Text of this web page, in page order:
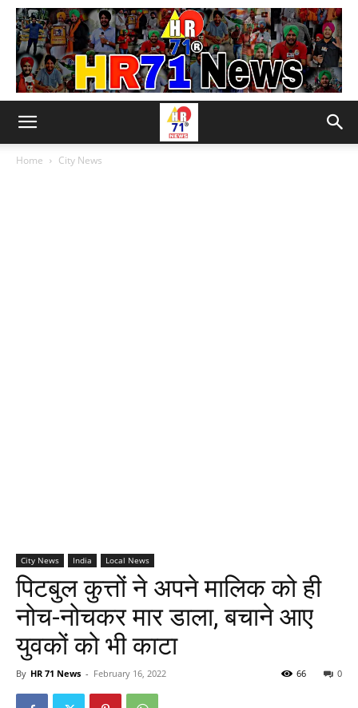
Home City News
City News India Local News
पिटबुल कुत्तों ने अपने मालिक को ही
नोच-नोचकर मार डाला, बचाने आए
युवकों को भी काटा
By HR 71 News - February 16, 2022 0
66